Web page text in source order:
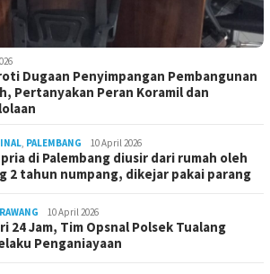
Dugaan Penyimpangan Pembangunan
Pertanyakan Peran Koramil dan
, PALEMBANG 10 April 2026
di Palembang diusir dari rumah oleh
2 tahun numpang, dikejar pakai parang
10 April 2026
24 Jam, Tim Opsnal Polsek Tualang
Penganiayaan